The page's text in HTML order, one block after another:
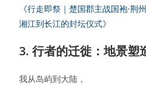
《行走即祭｜楚国郡主战国袍·荆州
湘江到长江的封坛仪式》
3. 行者的迁徙：地景塑
我从岛屿到大陆，